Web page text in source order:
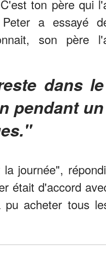
ton père qui
a essayé
son père
pendant un
journée",
était d'accord
acheter tous